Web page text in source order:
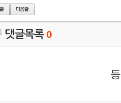
댓글목록0